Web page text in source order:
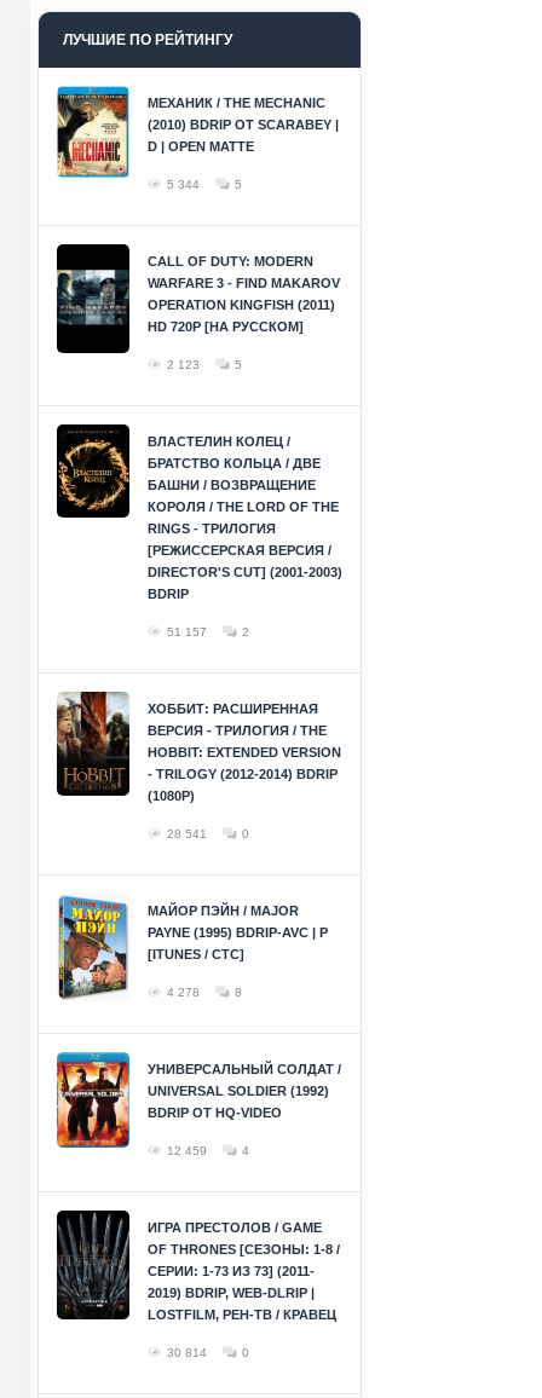
ЛУЧШИЕ ПО РЕЙТИНГУ
МЕХАНИК / THE MECHANIC
(2010) BDRIP ОТ SCARABEY |
D | OPEN MATTE
5 344 5
CALL OF DUTY: MODERN
WARFARE 3 - FIND MAKAROV
OPERATION KINGFISH (2011)
HD 720P [НА РУССКОМ]
2 123 5
ВЛАСТЕЛИН КОЛЕЦ /
БРАТСТВО КОЛЬЦА / ДВЕ
БАШНИ / ВОЗВРАЩЕНИЕ
КОРОЛЯ / THE LORD OF THE
RINGS - ТРИЛОГИЯ
[РЕЖИССЕРСКАЯ ВЕРСИЯ /
DIRECTOR'S CUT] (2001-2003)
BDRIP
51 157 2
ХОББИТ: РАСШИРЕННАЯ
ВЕРСИЯ - ТРИЛОГИЯ / THE
HOBBIT: EXTENDED VERSION
- TRILOGY (2012-2014) BDRIP
(1080P)
28 541 0
МАЙОР ПЭЙН / MAJOR
PAYNE (1995) BDRIP-AVC | P
[ITUNES / СТС]
4 278 8
УНИВЕРСАЛЬНЫЙ СОЛДАТ /
UNIVERSAL SOLDIER (1992)
BDRIP ОТ HQ-VIDEO
12 459 4
ИГРА ПРЕСТОЛОВ / GAME
OF THRONES [СЕЗОНЫ: 1-8 /
СЕРИИ: 1-73 ИЗ 73] (2011-
2019) BDRIP, WEB-DLRIP |
LOSTFILM, РЕН-ТВ / КРАВЕЦ
30 814 0